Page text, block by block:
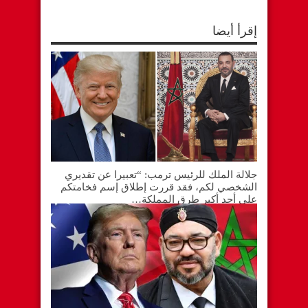
إقرأ أيضا
جلالة الملك للرئيس ترمب: “تعبيرا عن تقديري
الشخصي لكم، فقد قررت إطلاق إسم فخامتكم
على أحد أكبر طرق المملكة…